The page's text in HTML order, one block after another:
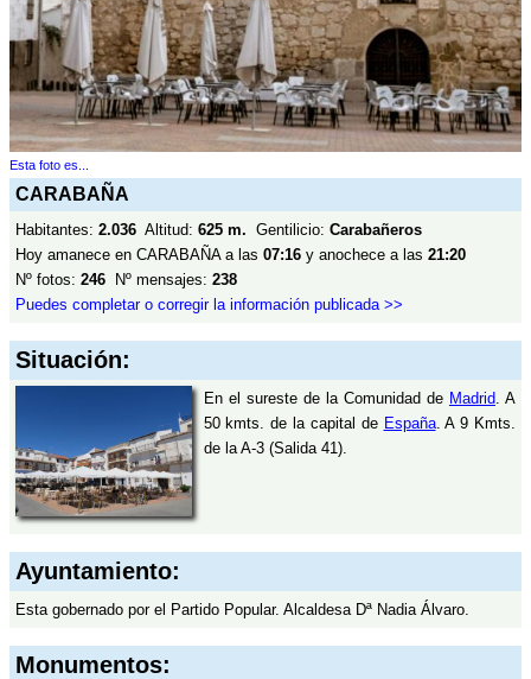
Esta foto es...
CARABAÑA
Habitantes: 2.036 Altitud: 625 m. Gentilicio: Carabañeros
Hoy amanece en CARABAÑA a las 07:16 y anochece a las 21:20
Nº fotos: 246 Nº mensajes: 238
Puedes completar o corregir la información publicada >>
Situación:
En el sureste de la Comunidad de Madrid. A
50 kmts. de la capital de España. A 9 Kmts.
de la A-3 (Salida 41).
Ayuntamiento:
Esta gobernado por el Partido Popular. Alcaldesa Dª Nadia Álvaro.
Monumentos: